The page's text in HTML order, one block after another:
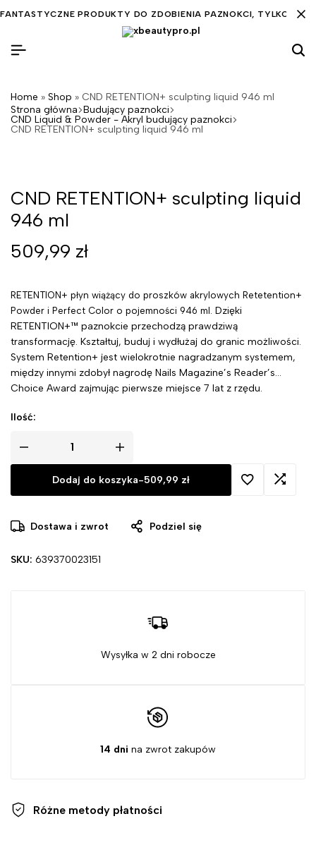
FANTASTYCZNE PRODUKTY DO ZDOBIENIA PAZNOKCI, TYLKO DLA
Home » Shop » CND RETENTION+ sculpting liquid 946 ml
Strona główna Budujący paznokci
CND Liquid & Powder - Akryl budujący paznokci
CND RETENTION+ sculpting liquid 946 ml
CND RETENTION+ sculpting liquid
946 ml
509,99 zł
RETENTION+ płyn wiążący do proszków akrylowych Retetention+
Powder i Perfect Color o pojemności 946 ml. Dzięki
RETENTION+™ paznokcie przechodzą prawdziwą
transformację. Kształtuj, buduj i wydłużaj do granic możliwości.
System Retention+ jest wielokrotnie nagradzanym systemem,
między innymi zdobył nagrodę Nails Magazine’s Reader’s
Choice Award zajmując pierwsze miejsce 7 lat z rzędu.
Ilość:
Dodaj do koszyka-509,99 zł
Dostawa i zwrot Podziel się
SKU: 639370023151
Wysyłka w 2 dni robocze
14 dni na zwrot zakupów
Różne metody płatności